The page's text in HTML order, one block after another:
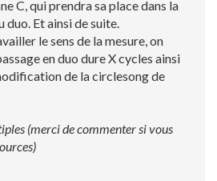
C, qui prendra sa place dans la
duo. Et ainsi de suite.
le sens de la mesure, on
en duo dure X cycles ainsi
de la circlesong de
(merci de commenter si vous